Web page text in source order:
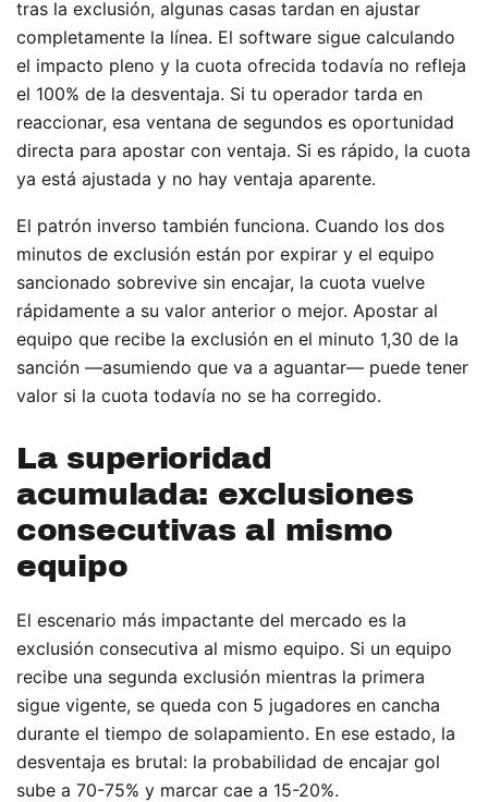
tras la exclusión, algunas casas tardan en ajustar
completamente la línea. El software sigue calculando
el impacto pleno y la cuota ofrecida todavía no refleja
el 100% de la desventaja. Si tu operador tarda en
reaccionar, esa ventana de segundos es oportunidad
directa para apostar con ventaja. Si es rápido, la cuota
ya está ajustada y no hay ventaja aparente.
El patrón inverso también funciona. Cuando los dos
minutos de exclusión están por expirar y el equipo
sancionado sobrevive sin encajar, la cuota vuelve
rápidamente a su valor anterior o mejor. Apostar al
equipo que recibe la exclusión en el minuto 1,30 de la
sanción —asumiendo que va a aguantar— puede tener
valor si la cuota todavía no se ha corregido.
La superioridad
acumulada: exclusiones
consecutivas al mismo
equipo
El escenario más impactante del mercado es la
exclusión consecutiva al mismo equipo. Si un equipo
recibe una segunda exclusión mientras la primera
sigue vigente, se queda con 5 jugadores en cancha
durante el tiempo de solapamiento. En ese estado, la
desventaja es brutal: la probabilidad de encajar gol
sube a 70-75% y marcar cae a 15-20%.